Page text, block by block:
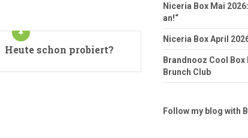
Heute schon probiert?
Niceria Box Mai
an!“
Niceria Box April
Brandnooz Cool Box
Brunch Club
Follow my blog with